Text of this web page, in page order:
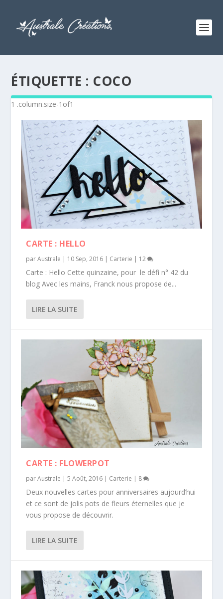
ÉTIQUETTE : COCO
CARTE : HELLO
parAustrale | 10 Sep, 2016 | Carterie | 12
Carte : Hello Cette quinzaine, pour le défi n° 42 du
blog Avec les mains, Franck nous propose de...
LIRE LA SUITE
CARTE : FLOWERPOT
parAustrale |5 Août, 2016 | Carterie | 8
Deux nouvelles cartes pour anniversaires aujourd’hui
et ce sont de jolis pots de fleurs éternelles que je
vous propose de découvrir.
LIRE LA SUITE